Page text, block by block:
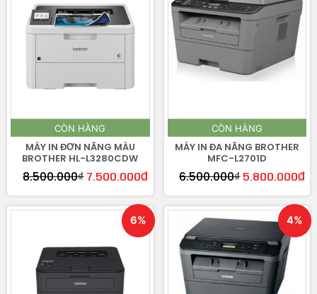
CÒN HÀNG
MÁY IN ĐƠN NĂNG MÀU
BROTHER HL-L3280CDW
8.500.000₫ 7.500.000₫
CÒN HÀNG
MÁY IN ĐA NĂNG BROTHER
MFC-L2701D
6.500.000₫ 5.800.000₫
6% 4%